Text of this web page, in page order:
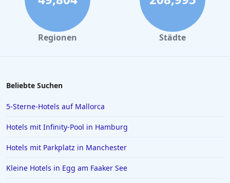
Regionen Städte
Beliebte Suchen
5-Sterne-Hotels auf Mallorca
Hotels mit Infinity-Pool in Hamburg
Hotels mit Parkplatz in Manchester
Kleine Hotels in Egg am Faaker See